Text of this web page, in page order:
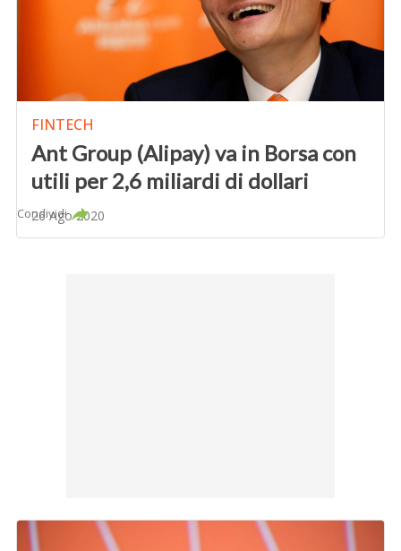
FINTECH
Ant Group (Alipay) va in Borsa con
utili per 2,6 miliardi di dollari
26 Ago 2020
Condividi